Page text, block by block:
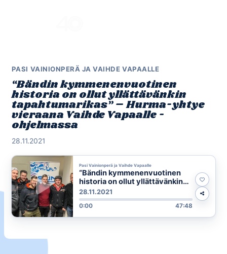
PASI VAINIONPERÄ JA VAIHDE VAPAALLE
“Bändin kymmenenvuotinen
historia on ollut yllättävänkin
tapahtumarikas” – Hurma-yhtye
vieraana Vaihde Vapaalle -
ohjelmassa
28.11.2021
Pasi Vainionperä ja Vaihde Vapaalle
“Bändin kymmenenvuotinen
historia on ollut yllättävänkin
tapahtumarikas” – Hurma-
yhtye vieraana Vaihde Vapaalle
-ohjelmassa
28.11.2021
0:00 47:48